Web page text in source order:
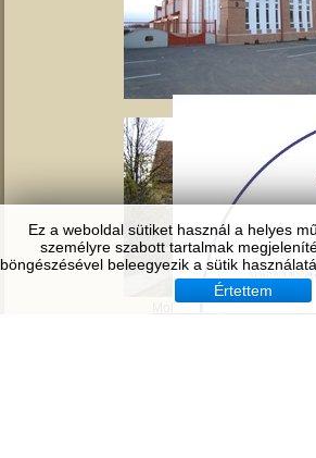
Ez a weboldal sütiket használ a helyes
személyre szabott tartalmak
böngészésével beleegyezik a sütik
Értettem
Tulipán Bölcsőde